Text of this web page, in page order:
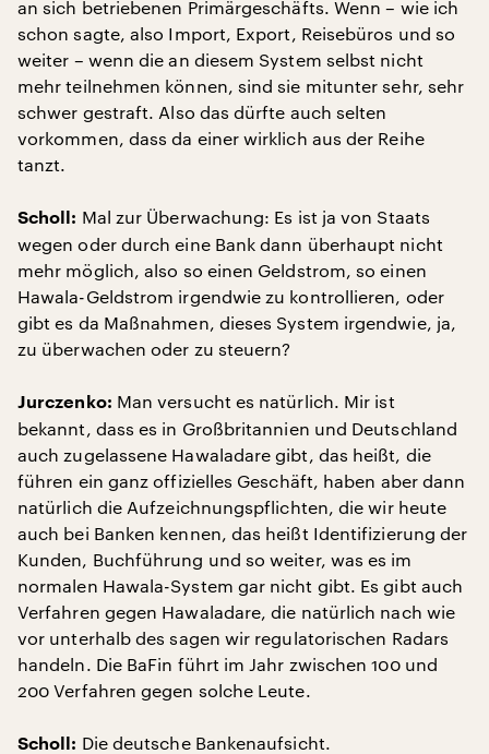
an sich betriebenen Primärgeschäfts. Wenn – wie ich
schon sagte, also Import, Export, Reisebüros und so
weiter – wenn die an diesem System selbst nicht
mehr teilnehmen können, sind sie mitunter sehr, sehr
schwer gestraft. Also das dürfte auch selten
vorkommen, dass da einer wirklich aus der Reihe
tanzt.
Scholl: Mal zur Überwachung: Es ist ja von Staats
wegen oder durch eine Bank dann überhaupt nicht
mehr möglich, also so einen Geldstrom, so einen
Hawala-Geldstrom irgendwie zu kontrollieren, oder
gibt es da Maßnahmen, dieses System irgendwie, ja,
zu überwachen oder zu steuern?
Jurczenko: Man versucht es natürlich. Mir ist
bekannt, dass es in Großbritannien und Deutschland
auch zugelassene Hawaladare gibt, das heißt, die
führen ein ganz offizielles Geschäft, haben aber dann
natürlich die Aufzeichnungspflichten, die wir heute
auch bei Banken kennen, das heißt Identifizierung der
Kunden, Buchführung und so weiter, was es im
normalen Hawala-System gar nicht gibt. Es gibt auch
Verfahren gegen Hawaladare, die natürlich nach wie
vor unterhalb des sagen wir regulatorischen Radars
handeln. Die BaFin führt im Jahr zwischen 100 und
200 Verfahren gegen solche Leute.
Scholl: Die deutsche Bankenaufsicht.